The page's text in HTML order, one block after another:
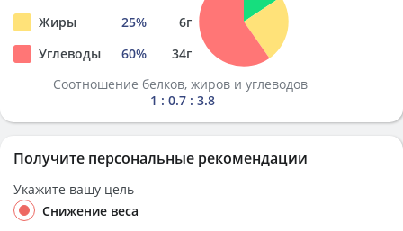
Жиры
25% 6г
Углеводы
60% 34г
Соотношение белков, жиров и углеводов
1 : 0.7 : 3.8
Получите персональные рекомендации
Укажите вашу цель
Снижение веса